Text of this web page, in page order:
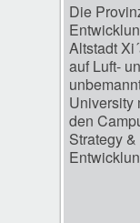
Die
Altstadt
auf Luft-
University
den
Strategy